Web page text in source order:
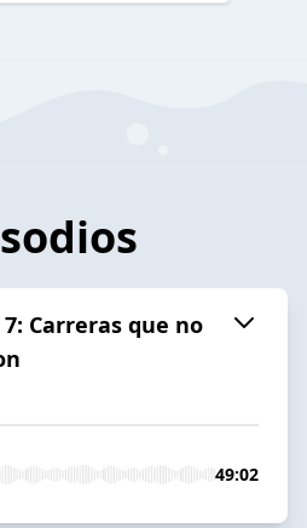
7: Carreras que no
49:02